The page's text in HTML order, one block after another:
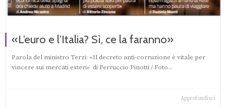
«L’euro e l’Italia? Sì, ce la faranno»
Parola del ministro Terzi: «Il decreto anti-corruzione è vitale per
vincere sui mercati esteri» di Ferruccio Pinotti / Foto...
Approfondisci